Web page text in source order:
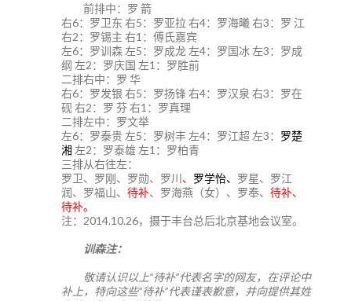
前排中：罗 箭
右6：罗卫东 右5：罗亚拉 右4：罗海曦 右3：罗 江
右2：罗锡主 右1：傅氏嘉宾
左6：罗训森 左5：罗成龙 左4：罗国冰 左3：罗成
纲 左2：罗庆国 左1：罗胜前
二排右中：罗 华
右6：罗发银 右5：罗扬锋 右4：罗汉泉 右3：罗在
砚 右2：罗 芬 右1：罗真理
二排左中：罗文举
左6：罗泰贵 左5：罗树丰 左4：罗江超 左3： 罗楚
湘 左2：罗泰雄 左1：罗柏青
三排从右往左：
罗卫、罗刚、罗勋、罗川、 罗学怡、 罗星、罗江
润、罗福山、 待补、罗海燕（女）、罗奉、 待补、
待补。
注：2014.10.26，摄于丰台总后北京基地会议室。
训森注：
敬请认识以上“待补”代表名字的网友，在评论中
补上，特向这些“待补”代表谨表歉意，并向提供其姓